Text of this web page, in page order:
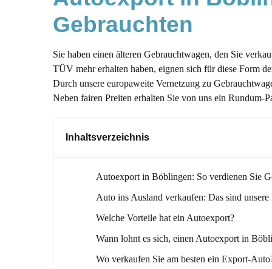
Gebrauchten
Sie haben einen älteren Gebrauchtwagen, den Sie
TÜV mehr erhalten haben, eignen sich für diese Form
Durch unsere europaweite Vernetzung zu
Neben fairen Preiten erhalten Sie von uns ein Rundum-
Inhaltsverzeichnis
Autoexport in Böblingen: So verdienen Sie
Auto ins Ausland verkaufen: Das sind unsere
Welche Vorteile hat ein Autoexport?
Wann lohnt es sich, einen Autoexport in
Wo verkaufen Sie am besten ein Export-